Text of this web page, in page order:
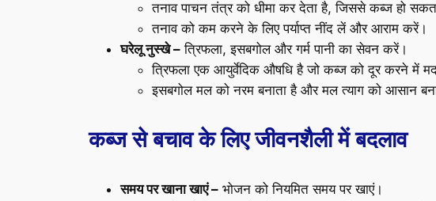
तनाव पाचन तंत्र को धीमा कर देता है, जिससे कब्ज हो
तनाव को कम करने के लिए पर्याप्त नींद लें और आराम करें।
घरेलू नुस्खे – त्रिफला, इसबगोल और गर्म पानी का सेवन करें।
त्रिफला एक आयुर्वेदिक औषधि है जो कब्ज को दूर करने में
इसबगोल मल को नरम बनाता है और मल त्याग को आसान
कब्ज से बचाव के लिए जीवनशैली में बदलाव
समय पर खाना खाएं – भोजन को नियमित समय पर खाएं।